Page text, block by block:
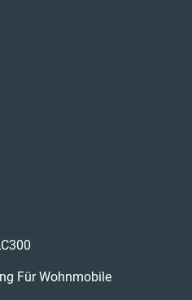
Für Wohnmobile